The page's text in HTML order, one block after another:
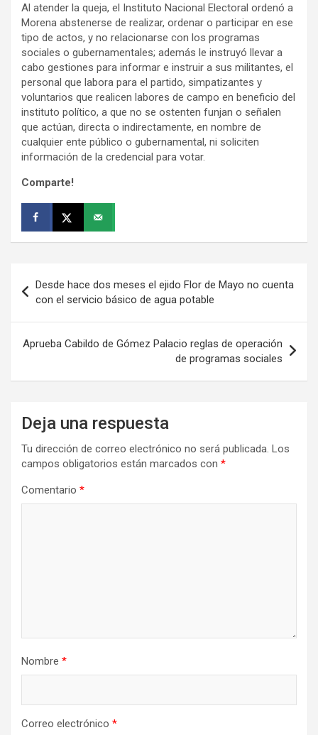
Al atender la queja, el Instituto Nacional Electoral ordenó a
Morena abstenerse de realizar, ordenar o participar en ese
tipo de actos, y no relacionarse con los programas
sociales o gubernamentales; además le instruyó llevar a
cabo gestiones para informar e instruir a sus militantes, el
personal que labora para el partido, simpatizantes y
voluntarios que realicen labores de campo en beneficio del
instituto político, a que no se ostenten funjan o señalen
que actúan, directa o indirectamente, en nombre de
cualquier ente público o gubernamental, ni soliciten
información de la credencial para votar.
Comparte!
de
entradas
Desde hace dos meses el ejido Flor de Mayo no cuenta
con el servicio básico de agua potable
Aprueba Cabildo de Gómez Palacio reglas de operación
de programas sociales
Deja una respuesta
Tu dirección de correo electrónico no será publicada. Los
campos obligatorios están marcados con *
Comentario *
Nombre *
Correo electrónico *